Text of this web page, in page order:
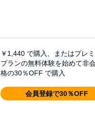
￥1,440 で購入、またはプレ
プランの無料体験を始めて非
格の30％OFF で購入
会員登録で30％OFF